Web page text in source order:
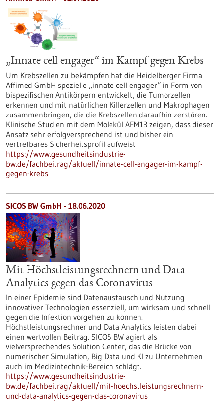
„Innate cell engager“ im Kampf gegen Krebs
Um Krebszellen zu bekämpfen hat die Heidelberger Firma
Affimed GmbH spezielle „innate cell engager“ in Form von
bispezifischen Antikörpern entwickelt, die Tumorzellen
erkennen und mit natürlichen Killerzellen und Makrophagen
zusammenbringen, die die Krebszellen daraufhin zerstören.
Klinische Studien mit dem Molekül AFM13 zeigen, dass dieser
Ansatz sehr erfolgversprechend ist und bisher ein
vertretbares Sicherheitsprofil aufweist
https://www.gesundheitsindustrie-
bw.de/fachbeitrag/aktuell/innate-cell-engager-im-kampf-
gegen-krebs
SICOS BW GmbH - 18.06.2020
Mit Höchstleistungsrechnern und Data
Analytics gegen das Coronavirus
In einer Epidemie sind Datenaustausch und Nutzung
innovativer Technologien essenziell, um wirksam und schnell
gegen die Infektion vorgehen zu können.
Höchstleistungsrechner und Data Analytics leisten dabei
einen wertvollen Beitrag. SICOS BW agiert als
vielversprechendes Solution Center, das die Brücke von
numerischer Simulation, Big Data und KI zu Unternehmen
auch im Medizintechnik-Bereich schlägt.
https://www.gesundheitsindustrie-
bw.de/fachbeitrag/aktuell/mit-hoechstleistungsrechnern-
und-data-analytics-gegen-das-coronavirus